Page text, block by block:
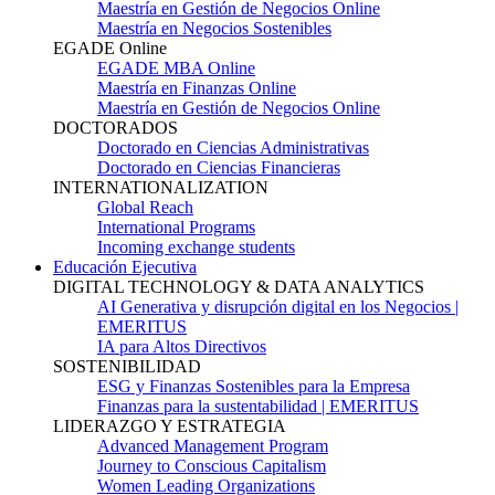
Maestría en Gestión de Negocios Online
Maestría en Negocios Sostenibles
EGADE Online
EGADE MBA Online
Maestría en Finanzas Online
Maestría en Gestión de Negocios Online
DOCTORADOS
Doctorado en Ciencias Administrativas
Doctorado en Ciencias Financieras
INTERNATIONALIZATION
Global Reach
International Programs
Incoming exchange students
Educación Ejecutiva
DIGITAL TECHNOLOGY & DATA ANALYTICS
AI Generativa y disrupción digital en los Negocios |
EMERITUS
IA para Altos Directivos
SOSTENIBILIDAD
ESG y Finanzas Sostenibles para la Empresa
Finanzas para la sustentabilidad | EMERITUS
LIDERAZGO Y ESTRATEGIA
Advanced Management Program
Journey to Conscious Capitalism
Women Leading Organizations